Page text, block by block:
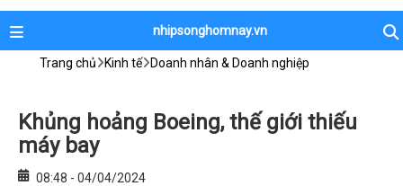
nhipsonghomnay.vn
Trang chủ Kinh tế Doanh nhân & Doanh nghiệp
Khủng hoảng Boeing, thế giới thiếu
máy bay
08:48 - 04/04/2024